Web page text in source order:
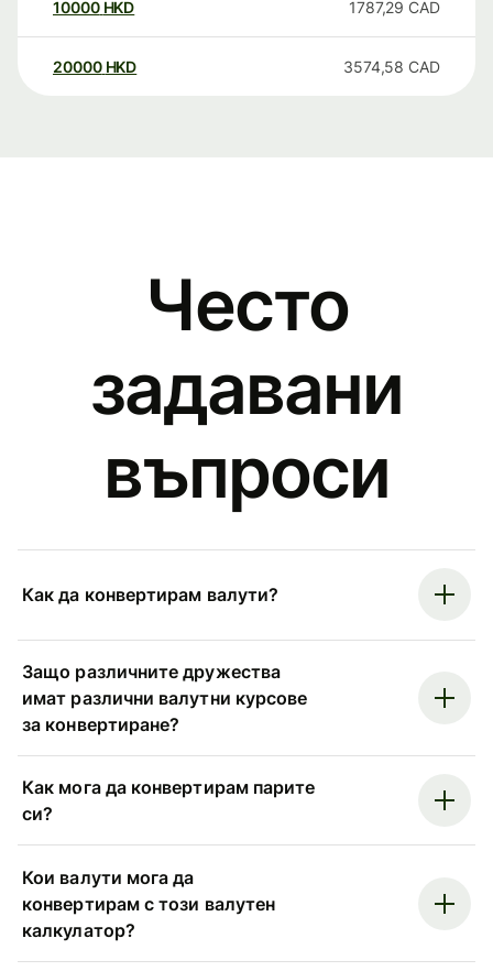
10000 HKD 1787,29 CAD
20000 HKD 3574,58 CAD
Често
задавани
въпроси
Как да конвертирам валути?
Защо различните дружества
имат различни валутни курсове
за конвертиране?
Как мога да конвертирам парите
си?
Кои валути мога да
конвертирам с този валутен
калкулатор?